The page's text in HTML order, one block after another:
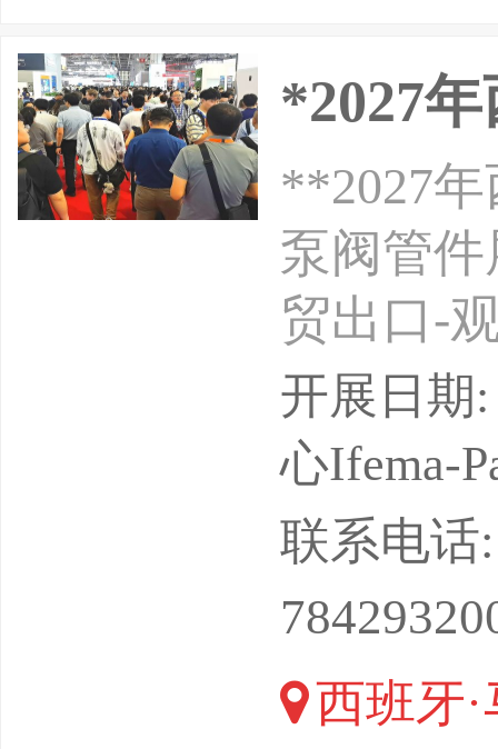
*2027
**2027
泵阀管
贸出口-
2027-11-
两年一
（
位：北
本，寻
开展日期
心Ifema-
联系电话
西班牙·